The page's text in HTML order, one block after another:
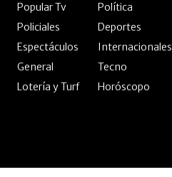
Popular Tv
Política
Policiales
Deportes
Espectáculos
Internacionales
General
Tecno
Lotería y Turf
Horóscopo